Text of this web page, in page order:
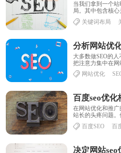
当我们拿到一个
局。其中包含核
的分布情况。并
核......关键词布局
分析网站优
大多数做SEO的
把注意力集中在网
化也是网站内部
局......网站优化
在网站优化和推
站长的头疼问题
链，但是没有效
并没......
百度SEO 百